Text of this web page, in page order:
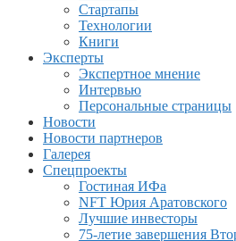
Стартапы
Технологии
Книги
Эксперты
Экспертное мнение
Интервью
Персональные страницы
Новости
Новости партнеров
Галерея
Спецпроекты
Гостиная ИФа
NFT Юрия Аратовского
Лучшие инвесторы
75-летие завершения